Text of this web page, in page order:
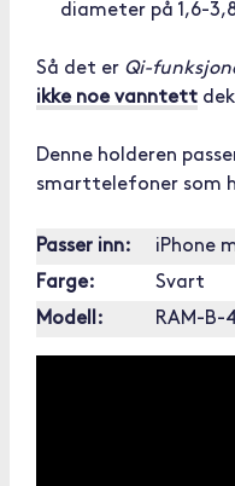
diameter på 1,6-
Så det er Qi-
ikke noe vanntett
Denne holderen
smarttelefoner som
Passer inn:
iPhone
Farge:
Svart
Modell:
RAM-B-